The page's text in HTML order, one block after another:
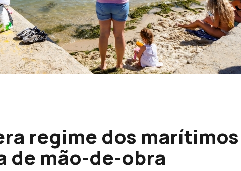
regime dos marítimos
de mão-de-obra